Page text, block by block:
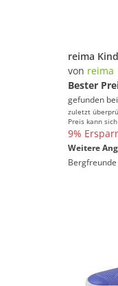
von reima
Bester
gefunden bei
zuletzt
Preis kann
9%
Weitere
Bergfreunde